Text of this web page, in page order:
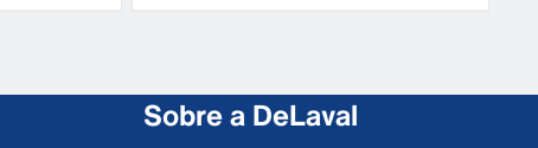
Sobre a DeLaval